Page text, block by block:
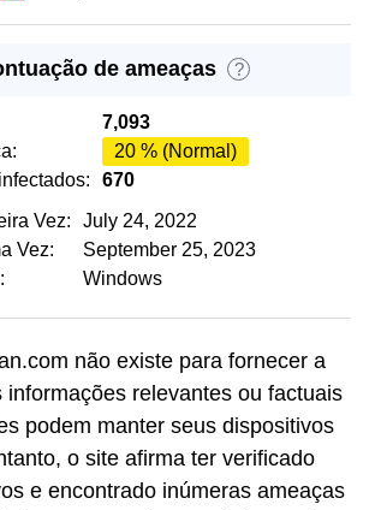
de ameaças ?
7,093
20 % (Normal)
670
Vez:
July 24, 2022
Vez:
September 25, 2023
Windows
não existe para fornecer a
informações relevantes ou factuais
podem manter seus dispositivos
o site afirma ter verificado
e encontrado inúmeras ameaças